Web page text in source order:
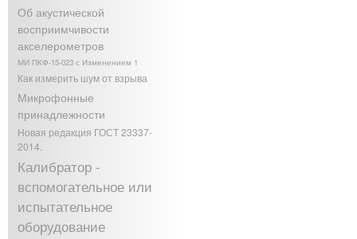
Об акустической
восприимчивости
акселерометров
МИ ПКФ-15-023 с Изменением 1
Как измерить шум от взрыва
Микрофонные
принадлежности
Новая редакция ГОСТ 23337-
2014.
Калибратор -
вспомогательное или
испытательное
оборудование